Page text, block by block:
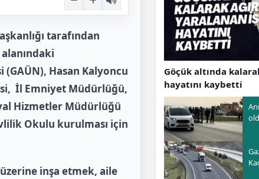
tarafından
(GAÜN), Hasan Kalyoncu
İl Emniyet Müdürlüğü,
Hizmetler Müdürlüğü
Okulu kurulması için
inşa etmek, aile
Göçük altında
hayatını kaybetti